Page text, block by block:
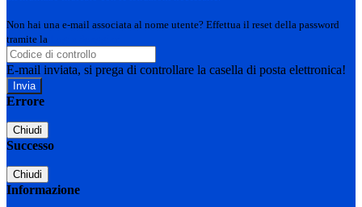
Non hai una e-mail associata al nome utente? Effettua il reset della password
tramite la
E-mail inviata, si prega di controllare la casella di posta elettronica!
Errore
Chiudi
Successo
Chiudi
Informazione